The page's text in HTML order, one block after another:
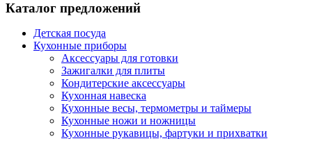
Каталог предложений
Детская посуда
Кухонные приборы
Аксессуары для готовки
Зажигалки для плиты
Кондитерские аксессуары
Кухонная навеска
Кухонные весы, термометры и таймеры
Кухонные ножи и ножницы
Кухонные рукавицы, фартуки и прихватки